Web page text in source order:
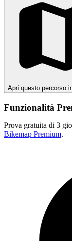
Apri questo percorso
Funzionalità
Prova gratuita di 3
Bikemap Premium.